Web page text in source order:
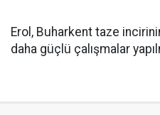
Erol, Buharkent taze
daha güçlü çalışmalar